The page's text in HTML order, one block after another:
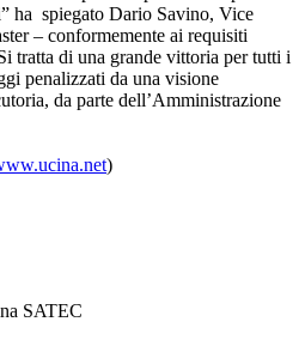
ha spiegato Dario Savino, Vice
– conformemente ai requisiti
tratta di una grande vittoria per tutti i
penalizzati da una visione
da parte dell’Amministrazione
)
SATEC